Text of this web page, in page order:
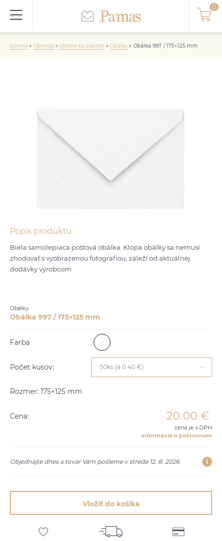
Domov» Obchod »Všetko ku svadbe» Obálky » Obálka 997 / 175×125 mm
Popis produktu
Biela samolepiaca poštová obálka. Klopa obálky sa nemusí
zhodovať s vyobrazenou fotografiou, záleží od aktuálnej
dodávky výrobcom.
Obálky
Obálka 997 / 175×125 mm
Farba
Počet kusov: 50ks (à 0.40 €)
Rozmer: 175×125 mm
Cena: 20.00 €
cena je s DPH
informácie o poštovnom
Objednajte dnes a tovar Vám pošleme v streda 12. 8. 2026 i
Vložiť do košíka